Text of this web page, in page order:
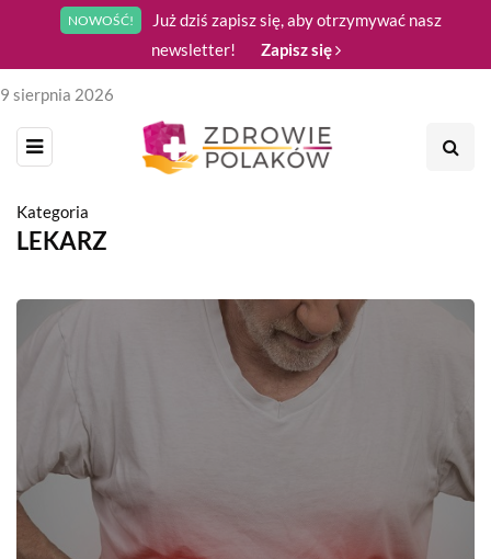
NOWOŚĆ!
Już dziś zapisz się, aby otrzymywać nasz
newsletter!
Zapisz się
9 sierpnia 2026
Kategoria
LEKARZ